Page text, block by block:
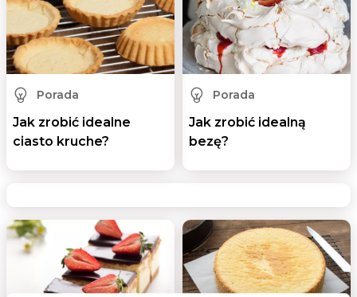
Porada
Jak zrobić idealne
ciasto kruche?
Porada
Jak zrobić idealną
bezę?